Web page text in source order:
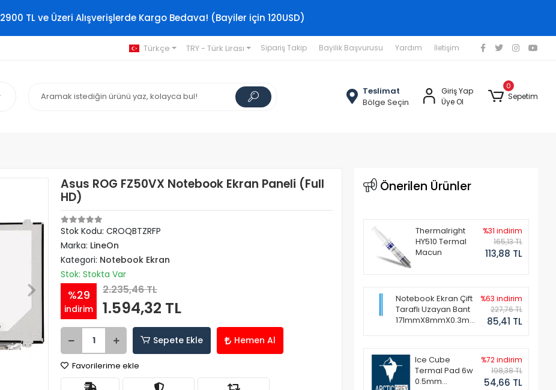
2900 TL ve Üzeri Alışverişlerde Kargo Bedava! (Bayiler için 120USD)
Türkçe TRY - Türk Lirası Sipariş Takip Bayilik Başvurusu Yardım İletişim
Teslimat
Bölge Seçin
Giriş Yap
Üye Ol
0
Sepetim
Asus ROG FZ50VX Notebook Ekran Paneli (Full
HD)
Stok Kodu: CROQBTZRFP
Marka: LineOn
Kategori: Notebook Ekran
Stok: Stokta Var
%29
indirim
2.235,46 TL
1.594,32 TL
Sepete Ekle Hemen Al
Favorilerime ekle
Önerilen Ürünler
Thermalright
HY510 Termal
Macun
%31 indirim
165,13 TL
113,88 TL
Notebook Ekran Çift
Taraflı Uzayan Bant
171mmX8mmX0.3mm
%63 indirim
227,76 TL
85,41 TL
Ice Cube
Termal Pad 6w
0.5mm
%72 indirim
198,38 TL
54,66 TL